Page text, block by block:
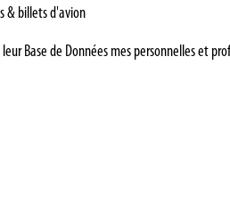
& billets d'avion
Base de Données mes personnelles et